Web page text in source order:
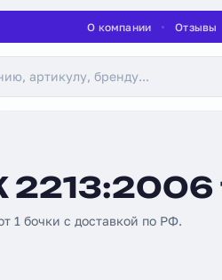
О компании Отзывы
1 бочки с доставкой по РФ.